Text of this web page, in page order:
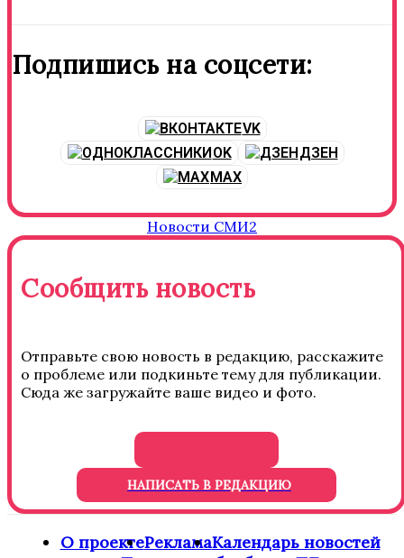
Подпишись на соцсети:
VK
OK
ДЗЕН
MAX
Новости СМИ2
Сообщить новость
Отправьте свою новость в редакцию, расскажите
о проблеме или подкиньте тему для публикации.
Сюда же загружайте ваше видео и фото.
НАПИСАТЬ В РЕДАКЦИЮ
О проектеРекламаКалендарь новостей